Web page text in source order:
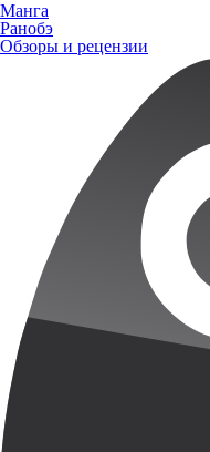
Манга
Ранобэ
Обзоры и рецензии